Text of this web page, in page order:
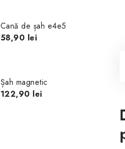
Cană de șah e4e5
58,90 lei
Șah magnetic
122,90 lei